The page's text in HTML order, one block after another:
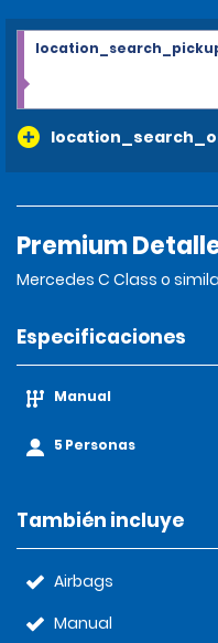
Premium
Mercedes C Class o
Especificaciones
Manual
5 Personas
También incluye
Airbags
Manual